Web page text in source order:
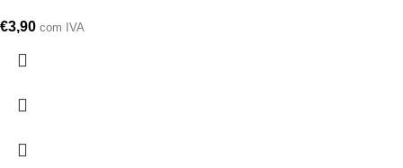
€3,90 com IVA